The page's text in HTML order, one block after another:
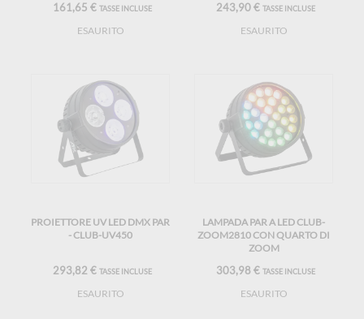
161,65 € TASSE INCLUSE
ESAURITO
243,90 € TASSE INCLUSE
ESAURITO
PROIETTORE UV LED DMX PAR
- CLUB-UV450
293,82 € TASSE INCLUSE
ESAURITO
LAMPADA PAR A LED CLUB-
ZOOM2810 CON QUARTO DI
ZOOM
303,98 € TASSE INCLUSE
ESAURITO